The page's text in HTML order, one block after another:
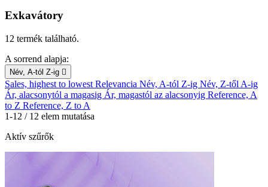
Exkavátory
12 termék található.
A sorrend alapja:
Név, A-tól Z-ig 
Sales, highest to lowest Relevancia Név, A-tól Z-ig Név, Z-től A-ig
Ár, alacsonytól a magasig Ár, magastól az alacsonyig Reference, A
to Z Reference, Z to A
1-12 / 12 elem mutatása
Aktív szűrők